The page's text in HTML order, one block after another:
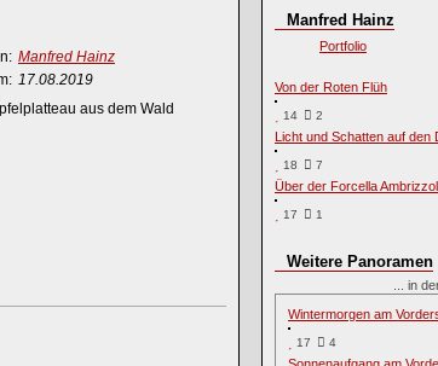
Manfred Hainz
17.08.2019
aus dem Wald
Manfred Hainz
Portfolio
Von der Roten Flüh
14 2
Licht und Schatten auf den
18 7
Über der Forcella
17 1
Weitere Panoramen
... in
Wintermorgen am
17 4